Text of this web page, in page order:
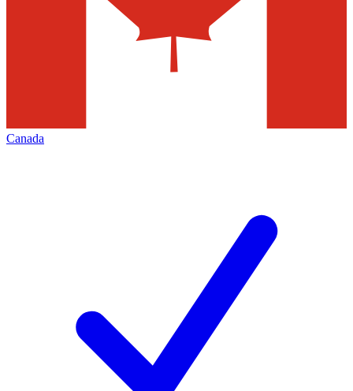
Canada